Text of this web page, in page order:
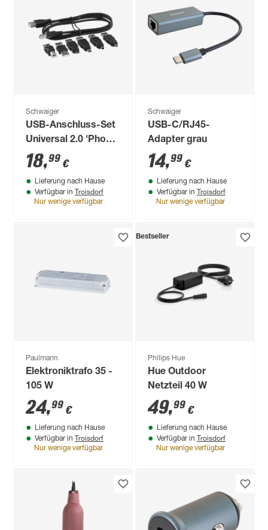
Schwaiger
USB-Anschluss-Set
Universal 2.0 'Phone
& Computer'
Professional 7-tlg.
18,99 €
Lieferung nach Hause
Verfügbar in Troisdorf
Nur wenige verfügbar
Schwaiger
USB-C/RJ45-
Adapter grau
14,99 €
Lieferung nach Hause
Verfügbar in Troisdorf
Nur wenige verfügbar
Paulmann
Elektroniktrafo 35 -
105 W
24,99 €
Lieferung nach Hause
Verfügbar in Troisdorf
Nur wenige verfügbar
Bestseller
Philips Hue
Hue Outdoor
Netzteil 40 W
49,99 €
Lieferung nach Hause
Verfügbar in Troisdorf
Nur wenige verfügbar